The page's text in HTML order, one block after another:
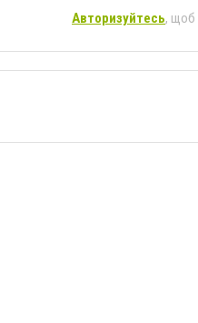
Авторизуйтесь, щоб